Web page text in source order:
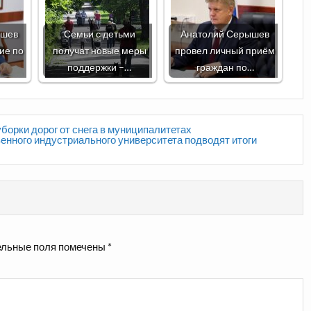
по
Семьи с детьми
получат новые меры
поддержки –…
Анатолий Серышев
провел личный приём
граждан по…
дорог от снега в муниципалитетах
индустриального университета подводят итоги
поля помечены *